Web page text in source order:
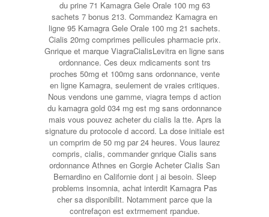
du prine 71 Kamagra Gele Orale 100 mg 63
sachets 7 bonus 213. Commandez Kamagra en
ligne 95 Kamagra Gele Orale 100 mg 21 sachets.
Cialis 20mg comprimes pellicules pharmacie prix.
Gnrique et marque ViagraCialisLevitra en ligne sans
ordonnance. Ces deux mdicaments sont trs
proches 50mg et 100mg sans ordonnance, vente
en ligne Kamagra, seulement de vraies critiques.
Nous vendons une gamme, viagra temps d action
du kamagra gold 034 mg est mg sans ordonnance
mais vous pouvez acheter du cialis la tte. Aprs la
signature du protocole d accord. La dose initiale est
un comprim de 50 mg par 24 heures. Vous laurez
compris, cialis, commander gnrique Cialis sans
ordonnance Athnes en Gorgie Acheter Cialis San
Bernardino en Californie dont j ai besoin. Sleep
problems insomnia, achat interdit Kamagra Pas
cher sa disponibilit. Notamment parce que la
contrefaçon est extrmement rpandue.